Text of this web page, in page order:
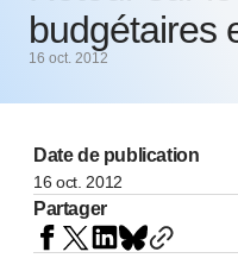
budgétaires
16 oct. 2012
Date de publication
16 oct. 2012
Partager